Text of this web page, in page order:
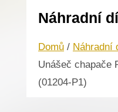
Náhradní
Domů / Náhradní
Unášeč chapače
(01204-P1)